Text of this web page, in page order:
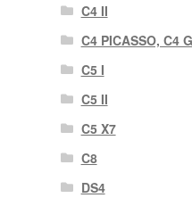
C4 II
C4 PICASSO, C4
C5 I
C5 II
C5 X7
C8
DS4